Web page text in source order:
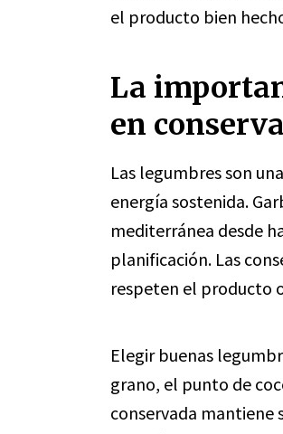
el producto bien
La
en conserva
Las legumbres son
energía sostenida.
mediterránea desde
planificación. Las
respeten el producto
Elegir buenas
grano, el punto de
conservada mantiene